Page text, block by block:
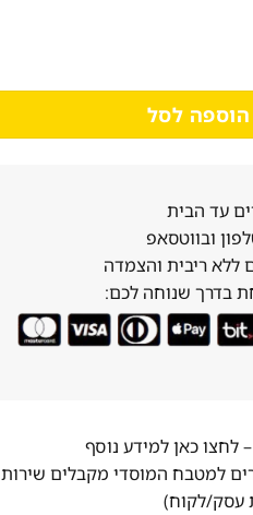
הוספה לסל
עד הבית
ובווטסאפ
בדרך שנוחה לכם:
לחצו כאן למידע נוסף
למטבח המוסדי מקבלים שירות
עסק/לקוח)